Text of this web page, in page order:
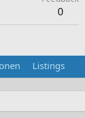
0
Listings